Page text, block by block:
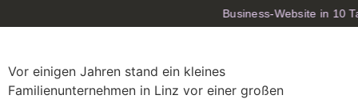
Business-Website in
Vor einigen Jahren stand ein kleines
Familienunternehmen in Linz vor einer großen